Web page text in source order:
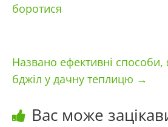
боротися
Названо ефективні способи,
бджіл у дачну теплицю →
Вас може